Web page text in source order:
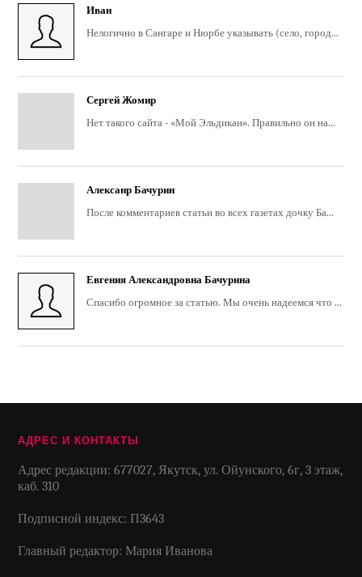
Иван
Нелогично в Сангаре и Нюрбе указывать (село, город...
Сергей Жомир
Нет такого сайта - «Мой Эльдикан». Правильно он на...
Алексанр Бачурин
После комментариев статьи во всех газетах дочку Ба...
Евгения Александровна Бачурина
Спасибо огромное за статью. Мы очень надеемся что ...
АДРЕС И КОНТАКТЫ
Адрес редакции: 677027, Якутск, ул. Ойунского, 6г, 3 этаж,
каб. 310
Подписной индекс: П3643
Главный редактор: Мария Иванова